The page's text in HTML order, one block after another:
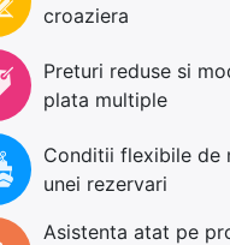
croaziera
Preturi reduse si
plata multiple
Conditii flexibile de
unei rezervari
Asistenta atat pe